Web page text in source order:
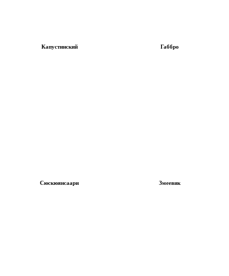
Капустинский Габбро
Сюскюянсаари Змеевик